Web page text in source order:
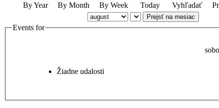
By Year By Month By Week Today Vyhľadať
Prejsť na mesiac
Events for
Žiadne udalosti